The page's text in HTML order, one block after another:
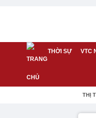
THỜI SỰ VTC
THỊ